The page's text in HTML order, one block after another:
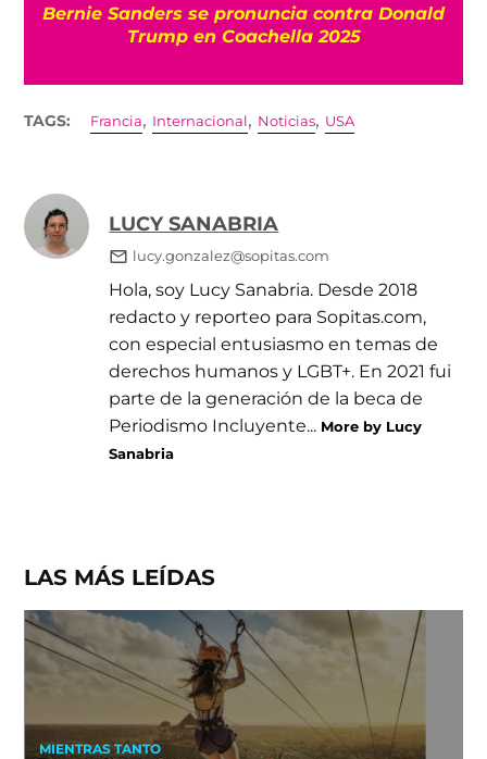
Bernie Sanders se pronuncia contra Donald
Trump en Coachella 2025
TAGS: Francia, Internacional, Noticias, USA
LUCY SANABRIA
lucy.gonzalez@sopitas.com
Hola, soy Lucy Sanabria. Desde 2018
redacto y reporteo para Sopitas.com,
con especial entusiasmo en temas de
derechos humanos y LGBT+. En 2021 fui
parte de la generación de la beca de
Periodismo Incluyente... More by Lucy
Sanabria
LAS MÁS LEÍDAS
MIENTRAS TANTO